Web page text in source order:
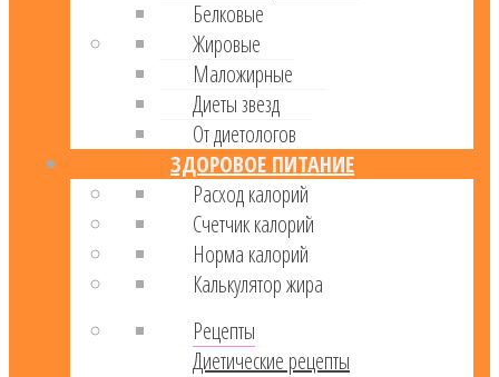
Белковые
Жировые
Маложирные
Диеты звезд
От диетологов
ЗДОРОВОЕ ПИТАНИЕ
Расход калорий
Cчетчик калорий
Норма калорий
Калькулятор жира
Рецепты
Диетические рецепты